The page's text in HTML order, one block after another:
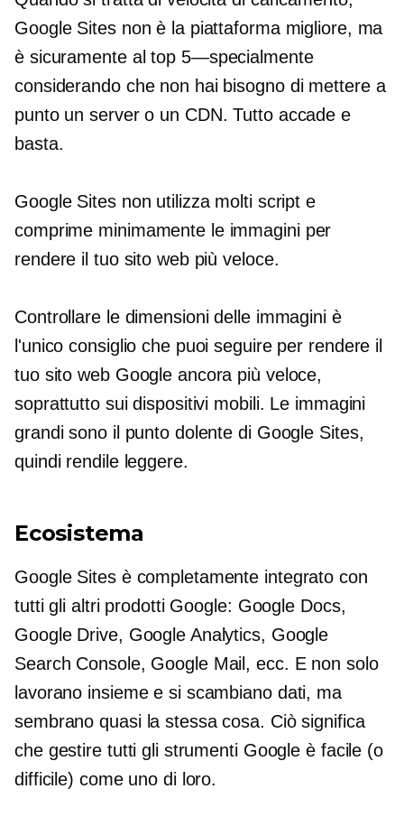
Google Sites non è la piattaforma migliore, ma
è sicuramente al top 5—specialmente
considerando che non hai bisogno di mettere a
punto un server o un CDN. Tutto accade e
basta.
Google Sites non utilizza molti script e
comprime minimamente le immagini per
rendere il tuo sito web più veloce.
Controllare le dimensioni delle immagini è
l'unico consiglio che puoi seguire per rendere il
tuo sito web Google ancora più veloce,
soprattutto sui dispositivi mobili. Le immagini
grandi sono il punto dolente di Google Sites,
quindi rendile leggere.
Ecosistema
Google Sites è completamente integrato con
tutti gli altri prodotti Google: Google Docs,
Google Drive, Google Analytics, Google
Search Console, Google Mail, ecc. E non solo
lavorano insieme e si scambiano dati, ma
sembrano quasi la stessa cosa. Ciò significa
che gestire tutti gli strumenti Google è facile (o
difficile) come uno di loro.